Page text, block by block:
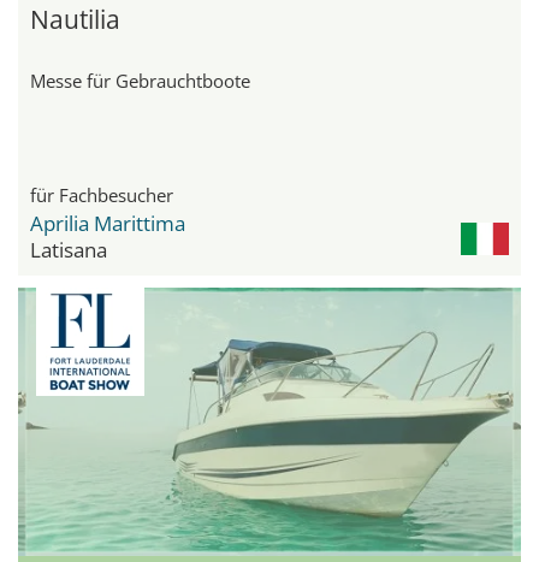
Nautilia
Messe für Gebrauchtboote
für Fachbesucher
Aprilia Marittima
Latisana